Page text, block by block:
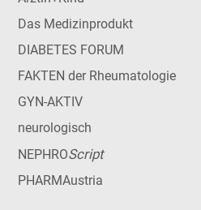
Das Medizinprodukt
DIABETES FORUM
FAKTEN der Rheumatologie
GYN-AKTIV
neurologisch
NEPHROScript
PHARMAustria